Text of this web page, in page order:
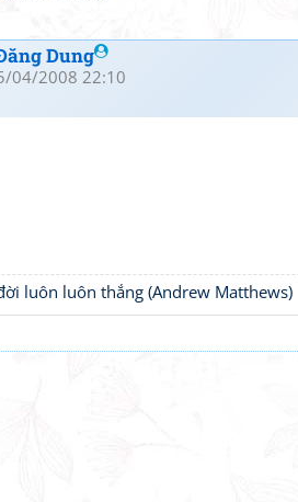
Dung
04/2008 22:10
luôn luôn thắng (Andrew Matthews)